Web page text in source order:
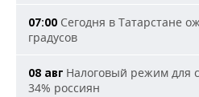
07:00 Сегодня в Татарстане
градусов
08 авг Налоговый режим для
34% россиян